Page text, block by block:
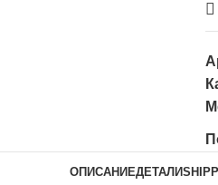
ОПИСАНИЕДЕТАЛИ